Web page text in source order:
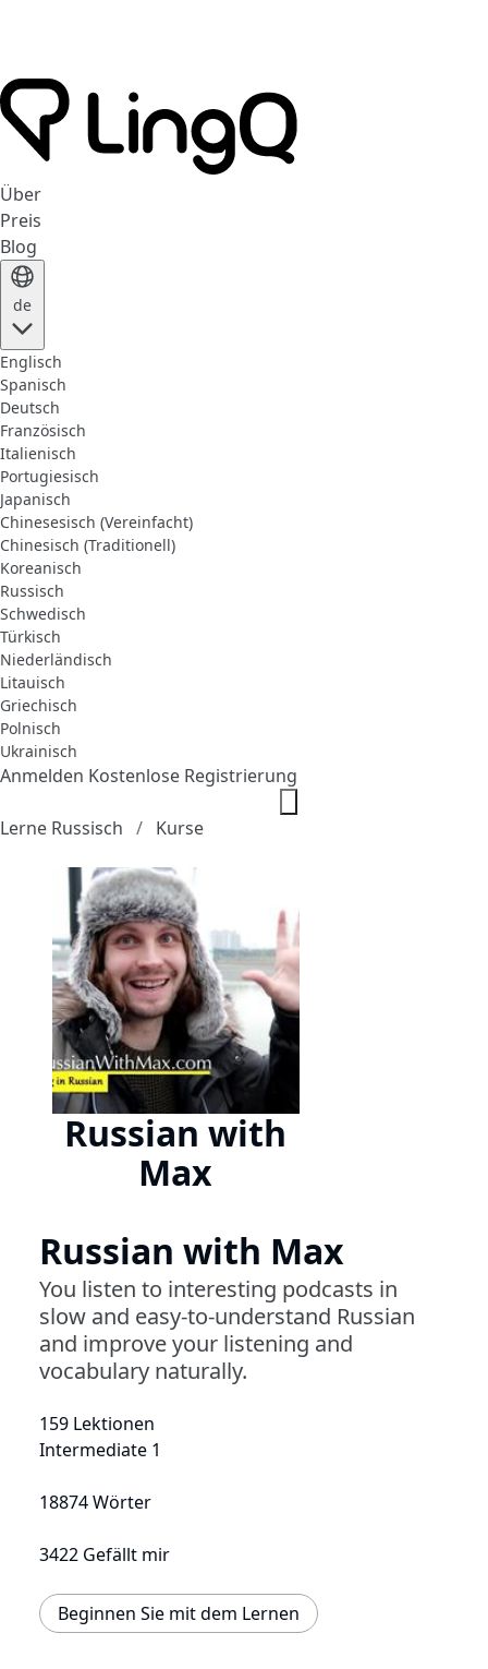
Über
Preis
Blog
de
Englisch
Spanisch
Deutsch
Französisch
Italienisch
Portugiesisch
Japanisch
Chinesesisch (Vereinfacht)
Chinesisch (Traditionell)
Koreanisch
Russisch
Schwedisch
Türkisch
Niederländisch
Litauisch
Griechisch
Polnisch
Ukrainisch
Anmelden Kostenlose Registrierung
Lerne Russisch Kurse
Russian with
Max
Russian with Max
You listen to interesting podcasts in
slow and easy-to-understand Russian
and improve your listening and
vocabulary naturally.
159 Lektionen
Intermediate 1
18874 Wörter
3422 Gefällt mir
Beginnen Sie mit dem Lernen